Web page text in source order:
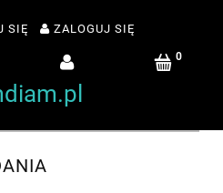
SIĘ ZALOGUJ SIĘ